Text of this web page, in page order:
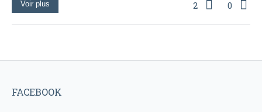
2 0
Voir plus
FACEBOOK